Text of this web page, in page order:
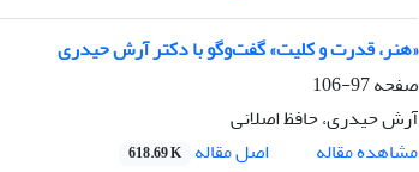
«هنر، قدرت و کلیت» گفت‌وگو با دکتر آرش حیدری
صفحه97-106
آرش حیدری، حافظ اصلانی
مشاهده مقاله
اصل مقاله 618.69 K